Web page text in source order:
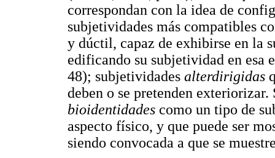
correspondan con la idea de
subjetividades más compatibles
y dúctil, capaz de exhibirse en la
edificando su subjetividad en
48); subjetividades alterdirigidas
deben o se pretenden
bioidentidades como un tipo de
aspecto físico, y que puede ser
siendo convocada a que se